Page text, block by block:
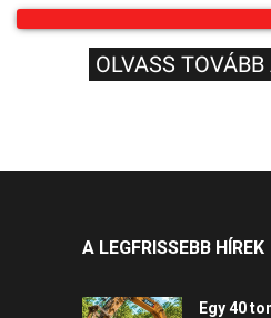
OLVASS
A LEGFRISSEBB HÍREK
Egy 40